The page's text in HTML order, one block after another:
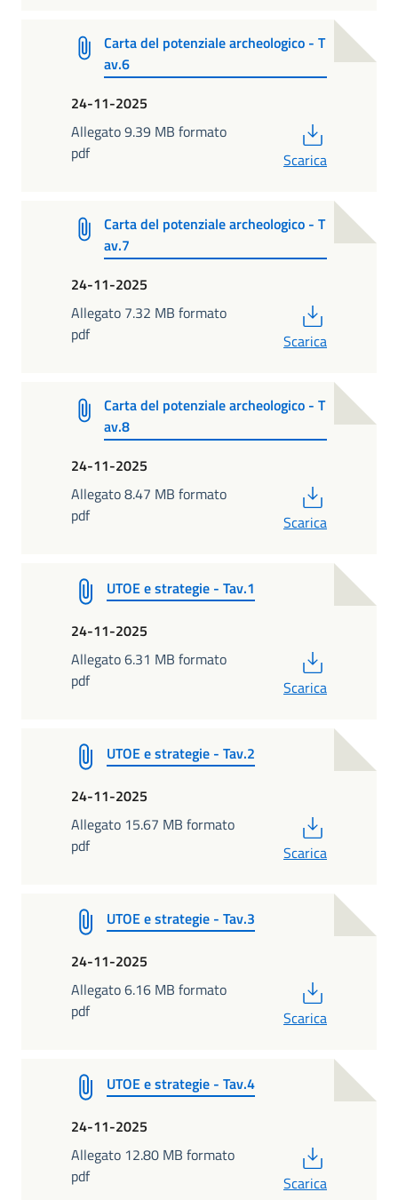
Carta del potenziale archeologico - T
av.6
24-11-2025
Allegato 9.39 MB formato
pdf
Scarica
Carta del potenziale archeologico - T
av.7
24-11-2025
Allegato 7.32 MB formato
pdf
Scarica
Carta del potenziale archeologico - T
av.8
24-11-2025
Allegato 8.47 MB formato
pdf
Scarica
UTOE e strategie - Tav.1
24-11-2025
Allegato 6.31 MB formato
pdf
Scarica
UTOE e strategie - Tav.2
24-11-2025
Allegato 15.67 MB formato
pdf
Scarica
UTOE e strategie - Tav.3
24-11-2025
Allegato 6.16 MB formato
pdf
Scarica
UTOE e strategie - Tav.4
24-11-2025
Allegato 12.80 MB formato
pdf
Scarica